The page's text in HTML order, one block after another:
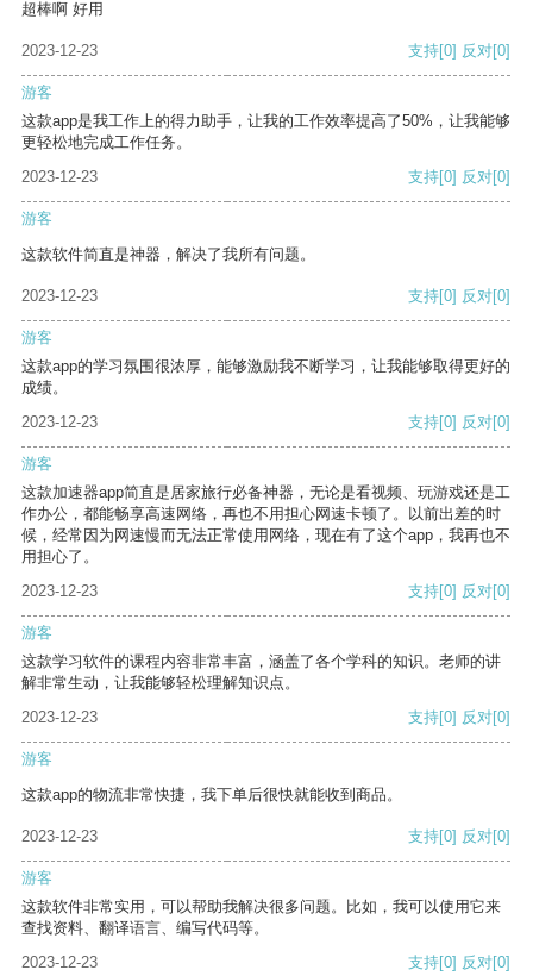
超棒啊 好用
2023-12-23 支持[0] 反对[0]
游客
这款app是我工作上的得力助手，让我的工作效率提高了50%，让我能够
更轻松地完成工作任务。
2023-12-23
支持[0] 反对[0]
游客
这款软件简直是神器，解决了我所有问题。
2023-12-23 支持[0] 反对[0]
游客
这款app的学习氛围很浓厚，能够激励我不断学习，让我能够取得更好的
成绩。
2023-12-23
支持[0] 反对[0]
游客
这款加速器app简直是居家旅行必备神器，无论是看视频、玩游戏还是工
作办公，都能畅享高速网络，再也不用担心网速卡顿了。以前出差的时
候，经常因为网速慢而无法正常使用网络，现在有了这个app，我再也不
用担心了。
2023-12-23
支持[0] 反对[0]
游客
这款学习软件的课程内容非常丰富，涵盖了各个学科的知识。老师的讲
解非常生动，让我能够轻松理解知识点。
2023-12-23
支持[0] 反对[0]
游客
这款app的物流非常快捷，我下单后很快就能收到商品。
2023-12-23 支持[0] 反对[0]
游客
这款软件非常实用，可以帮助我解决很多问题。比如，我可以使用它来
查找资料、翻译语言、编写代码等。
2023-12-23
支持[0] 反对[0]